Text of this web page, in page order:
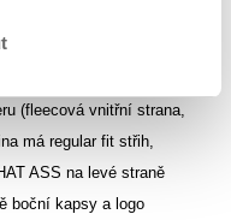
(fleecová vnitřní strana,
má regular fit střih,
ASS na levé straně
boční kapsy a logo